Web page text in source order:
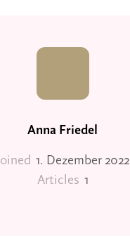
Anna Friedel
Joined 1. Dezember 2022
Articles 1